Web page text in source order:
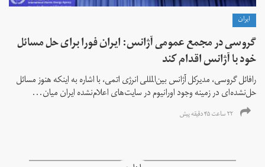
ايران
گروسی در مجمع عمومی آژانس: ایران فورا برای حل مسائل
خود با آژانس اقدام کند
رافائل گروسی، مدیرکل آژانس بین‌المللی انرژی اتمی، با اشاره به اینکه هنوز مسائل
حل‌نشده‌ای در زمینه وجود اورانیوم در سایت‌های اعلام‌نشده ایران میان...
۲۲ ساعت ۴۵ دقیقه پیش